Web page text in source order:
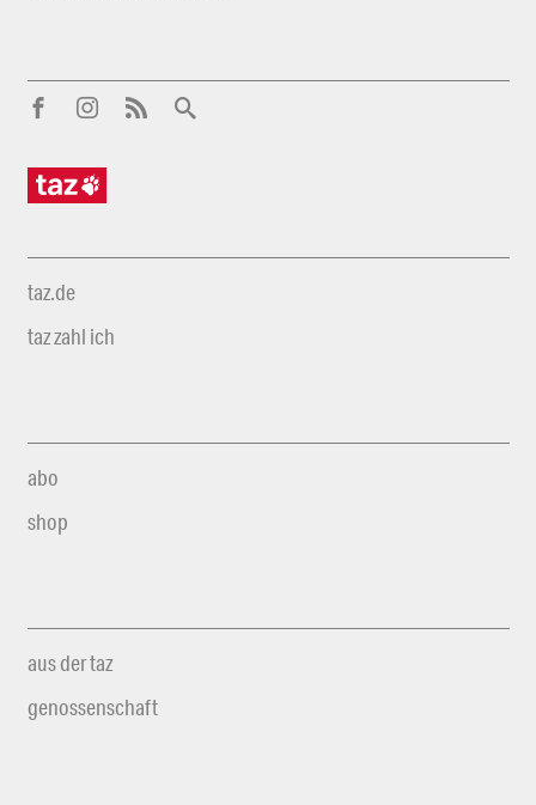
taz.de
taz zahl ich
abo
shop
aus der taz
genossenschaft